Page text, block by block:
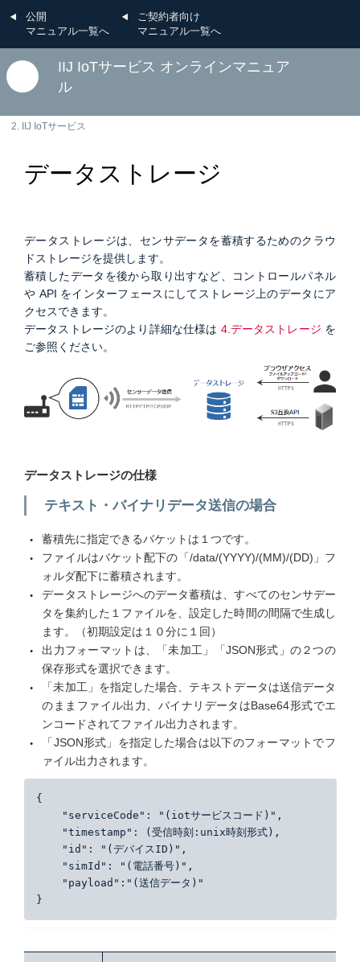
公開
マニュアル一覧へ
ご契約者向け
マニュアル一覧へ
IIJ IoTサービス オンラインマニュア
ル
2. IIJ IoTサービス
データストレージ
データストレージは、センサデータを蓄積するためのクラウ
ドストレージを提供します。
蓄積したデータを後から取り出すなど、コントロールパネル
や API をインターフェースにしてストレージ上のデータにア
クセスできます。
データストレージのより詳細な仕様は 4.データストレージ を
ご参照ください。
データストレージの仕様
テキスト・バイナリデータ送信の場合
蓄積先に指定できるバケットは１つです。
ファイルはバケット配下の「/data/(YYYY)/(MM)/(DD)」フ
ォルダ配下に蓄積されます。
データストレージへのデータ蓄積は、すべてのセンサデー
タを集約した１ファイルを、設定した時間の間隔で生成し
ます。（初期設定は１０分に１回）
出力フォーマットは、「未加工」「JSON形式」の２つの
保存形式を選択できます。
「未加工」を指定した場合、テキストデータは送信データ
のままファイル出力、バイナリデータはBase64形式でエ
ンコードされてファイル出力されます。
「JSON形式」を指定した場合は以下のフォーマットでフ
ァイル出力されます。
{
    "serviceCode": "(iotサービスコード)",
    "timestamp": (受信時刻:unix時刻形式),
    "id": "(デバイスID)",
    "simId": "(電話番号)",
    "payload":"(送信データ)"
}